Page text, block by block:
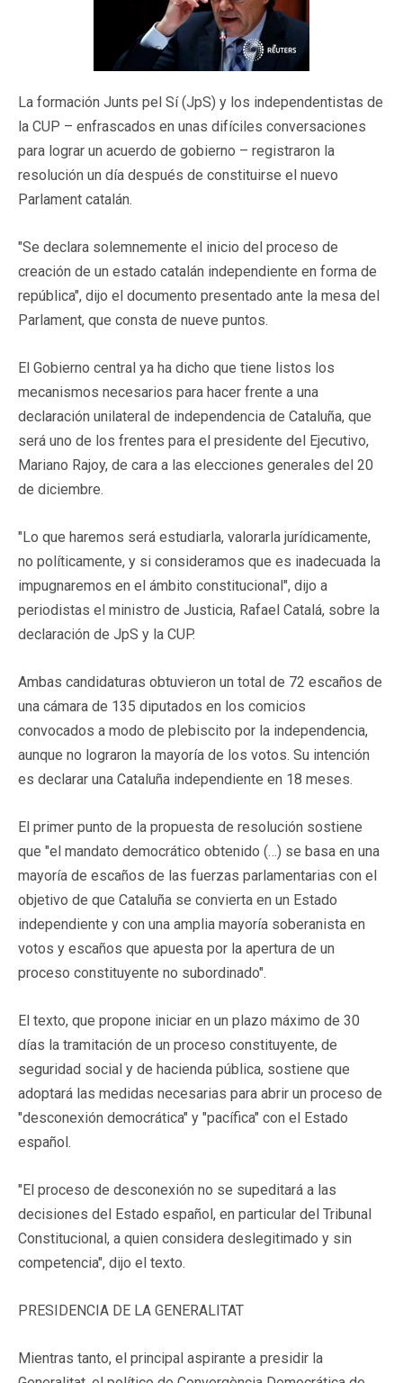
La formación Junts pel Sí (JpS) y los independentistas de
la CUP – enfrascados en unas difíciles conversaciones
para lograr un acuerdo de gobierno – registraron la
resolución un día después de constituirse el nuevo
Parlament catalán.
"Se declara solemnemente el inicio del proceso de
creación de un estado catalán independiente en forma de
república", dijo el documento presentado ante la mesa del
Parlament, que consta de nueve puntos.
El Gobierno central ya ha dicho que tiene listos los
mecanismos necesarios para hacer frente a una
declaración unilateral de independencia de Cataluña, que
será uno de los frentes para el presidente del Ejecutivo,
Mariano Rajoy, de cara a las elecciones generales del 20
de diciembre.
"Lo que haremos será estudiarla, valorarla jurídicamente,
no políticamente, y si consideramos que es inadecuada la
impugnaremos en el ámbito constitucional", dijo a
periodistas el ministro de Justicia, Rafael Catalá, sobre la
declaración de JpS y la CUP.
Ambas candidaturas obtuvieron un total de 72 escaños de
una cámara de 135 diputados en los comicios
convocados a modo de plebiscito por la independencia,
aunque no lograron la mayoría de los votos. Su intención
es declarar una Cataluña independiente en 18 meses.
El primer punto de la propuesta de resolución sostiene
que "el mandato democrático obtenido (…) se basa en una
mayoría de escaños de las fuerzas parlamentarias con el
objetivo de que Cataluña se convierta en un Estado
independiente y con una amplia mayoría soberanista en
votos y escaños que apuesta por la apertura de un
proceso constituyente no subordinado".
El texto, que propone iniciar en un plazo máximo de 30
días la tramitación de un proceso constituyente, de
seguridad social y de hacienda pública, sostiene que
adoptará las medidas necesarias para abrir un proceso de
"desconexión democrática" y "pacífica" con el Estado
español.
"El proceso de desconexión no se supeditará a las
decisiones del Estado español, en particular del Tribunal
Constitucional, a quien considera deslegitimado y sin
competencia", dijo el texto.
PRESIDENCIA DE LA GENERALITAT
Mientras tanto, el principal aspirante a presidir la